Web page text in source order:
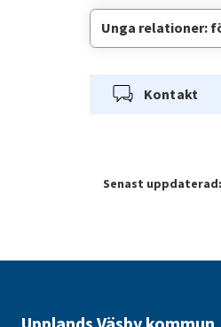
Unga relationer:
Kontakt
Senast uppdaterad:
Upplands Väsby kommun